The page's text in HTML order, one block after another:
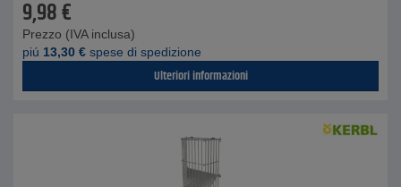
9,98€
Prezzo (IVA inclusa)
piú 13,30 € spese di spedizione
Ulteriori informazioni